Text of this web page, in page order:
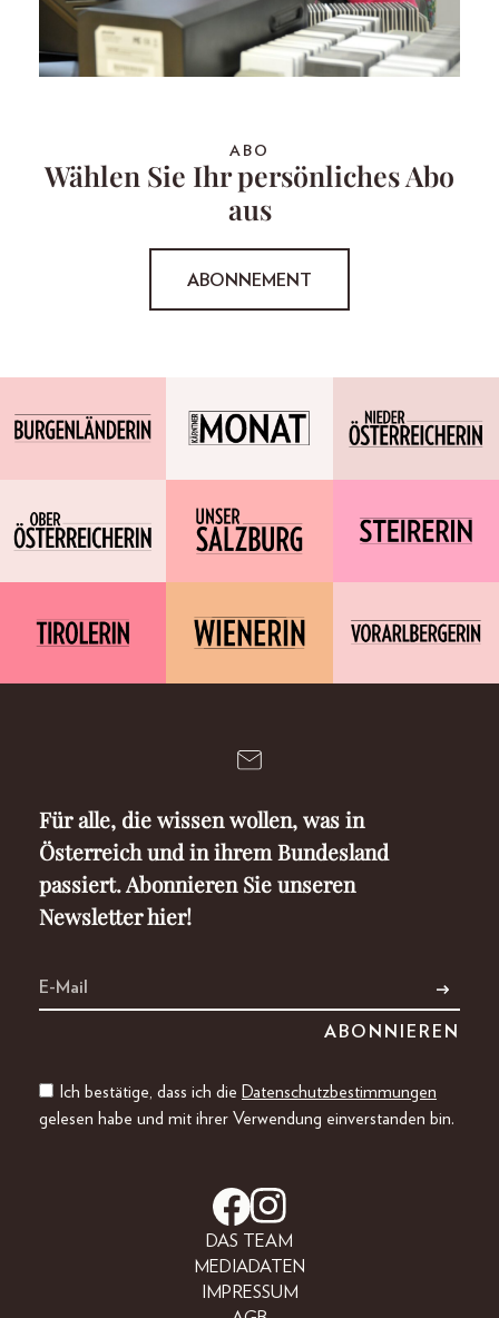
ABO
Wählen Sie Ihr persönliches Abo
aus
ABONNEMENT
Für alle, die wissen wollen, was in
Österreich und in ihrem Bundesland
passiert. Abonnieren Sie unseren
Newsletter hier!
Ich bestätige, dass ich die Datenschutzbestimmungen
gelesen habe und mit ihrer Verwendung einverstanden bin.
DAS TEAM
MEDIADATEN
IMPRESSUM